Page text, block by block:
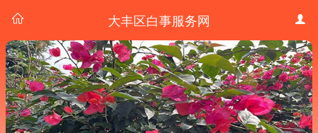
大丰区白事服务网